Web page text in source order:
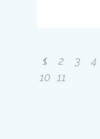
1 2 3 4
10 11